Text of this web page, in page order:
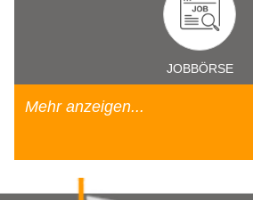
JOBBÖRSE
Mehr anzeigen...